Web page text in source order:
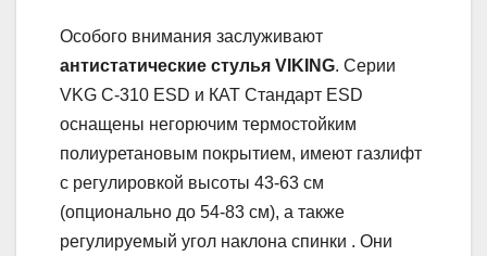
Особого внимания заслуживают
антистатические стулья VIKING. Серии
VKG C-310 ESD и КАТ Стандарт ESD
оснащены негорючим термостойким
полиуретановым покрытием, имеют газлифт
с регулировкой высоты 43-63 см
(опционально до 54-83 см), а также
регулируемый угол наклона спинки . Они